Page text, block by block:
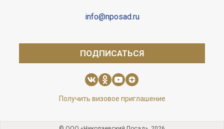
info@nposad.ru
ПОДПИСАТЬСЯ
Получить визовое приглашение